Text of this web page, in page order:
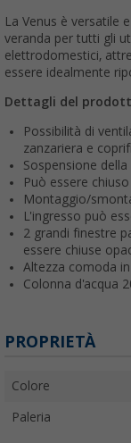
La Venus è versatile
veranda per tutti gli
elettrodomestici,
essere idealmente
Dettagli del
Possibilità di
zanzariera e
Sospensione
Può essere
Montaggio/
L'ingresso può
2 grandi finestre
essere chiuse
Altezza comoda
Colonna d'acqua
PROPRIETÀ
Colore
Paleria